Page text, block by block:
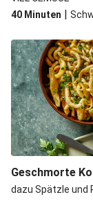
Feta
40 Minuten |
Geschmorte
dazu Spätzle und